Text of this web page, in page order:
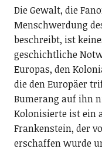
Die Gewalt, die
Menschwerdung
beschreibt, ist
geschichtliche
Europas, den
die den Europäer
Bumerang auf ihn
Kolonisierte ist ein
Frankenstein, der
erschaffen wurde